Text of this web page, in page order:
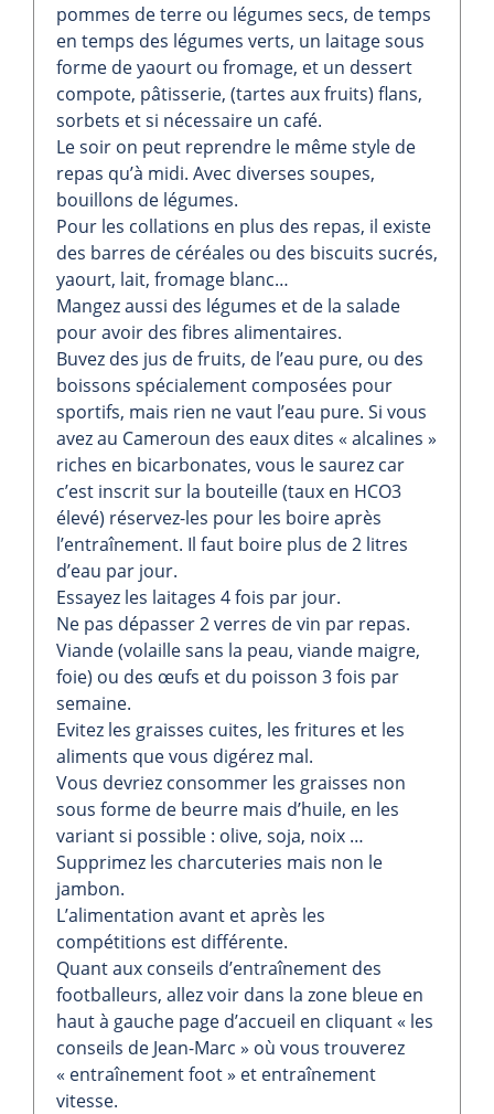
pommes de terre ou légumes secs, de temps
en temps des légumes verts, un laitage sous
forme de yaourt ou fromage, et un dessert
compote, pâtisserie, (tartes aux fruits) flans,
sorbets et si nécessaire un café.
Le soir on peut reprendre le même style de
repas qu’à midi. Avec diverses soupes,
bouillons de légumes.
Pour les collations en plus des repas, il existe
des barres de céréales ou des biscuits sucrés,
yaourt, lait, fromage blanc…
Mangez aussi des légumes et de la salade
pour avoir des fibres alimentaires.
Buvez des jus de fruits, de l’eau pure, ou des
boissons spécialement composées pour
sportifs, mais rien ne vaut l’eau pure. Si vous
avez au Cameroun des eaux dites « alcalines »
riches en bicarbonates, vous le saurez car
c’est inscrit sur la bouteille (taux en HCO3
élevé) réservez-les pour les boire après
l’entraînement. Il faut boire plus de 2 litres
d’eau par jour.
Essayez les laitages 4 fois par jour.
Ne pas dépasser 2 verres de vin par repas.
Viande (volaille sans la peau, viande maigre,
foie) ou des œufs et du poisson 3 fois par
semaine.
Evitez les graisses cuites, les fritures et les
aliments que vous digérez mal.
Vous devriez consommer les graisses non
sous forme de beurre mais d’huile, en les
variant si possible : olive, soja, noix …
Supprimez les charcuteries mais non le
jambon.
L’alimentation avant et après les
compétitions est différente.
Quant aux conseils d’entraînement des
footballeurs, allez voir dans la zone bleue en
haut à gauche page d’accueil en cliquant « les
conseils de Jean-Marc » où vous trouverez
« entraînement foot » et entraînement
vitesse.